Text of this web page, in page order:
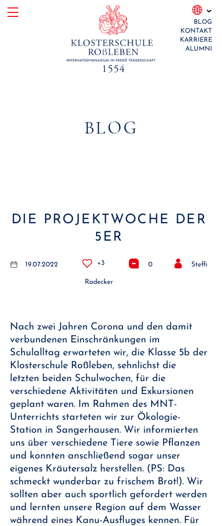
Skip
BLOG
KONTAKT
KARRIERE
ALUMNI
BLOG
DIE PROJEKTWOCHE DER
5ER
19.07.2022 +3 0 Steffi
Radecker
Nach zwei Jahren Corona und den damit
verbundenen Einschränkungen im
Schulalltag erwarteten wir, die Klasse 5b der
Klosterschule Roßleben, sehnlichst die
letzten beiden Schulwochen, für die
verschiedene Aktivitäten und Exkursionen
geplant waren. Im Rahmen des MNT-
Unterrichts starteten wir zur Ökologie-
Station in Sangerhausen. Wir informierten
uns über verschiedene Tiere sowie Pflanzen
und konnten anschließend sogar unser
eigenes Kräutersalz herstellen. (PS: Das
schmeckt wunderbar zu frischem Brot!). Wir
sollten aber auch sportlich gefordert werden
und lernten unsere Region auf dem Wasser
während eines Kanu-Ausfluges kennen. Für